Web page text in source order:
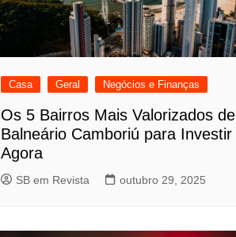
Casa Geral Negócios e Finanças
Os 5 Bairros Mais Valorizados de
Balneário Camboriú para Investir
Agora
SB em Revista outubro 29, 2025